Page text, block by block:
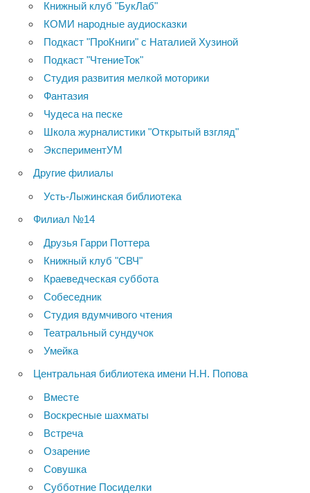
Книжный клуб "БукЛаб"
КОМИ народные аудиосказки
Подкаст "ПроКниги" с Наталией Хузиной
Подкаст "ЧтениеТок"
Студия развития мелкой моторики
Фантазия
Чудеса на песке
Школа журналистики "Открытый взгляд"
ЭкспериментУМ
Другие филиалы
Усть-Лыжинская библиотека
Филиал №14
Друзья Гарри Поттера
Книжный клуб "СВЧ"
Краеведческая суббота
Собеседник
Студия вдумчивого чтения
Театральный сундучок
Умейка
Центральная библиотека имени Н.Н. Попова
Вместе
Воскресные шахматы
Встреча
Озарение
Совушка
Субботние Посиделки